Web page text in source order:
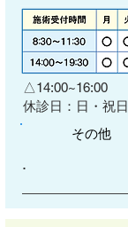
△14:00~16:00
​休診日：日・祝日
その他
​.